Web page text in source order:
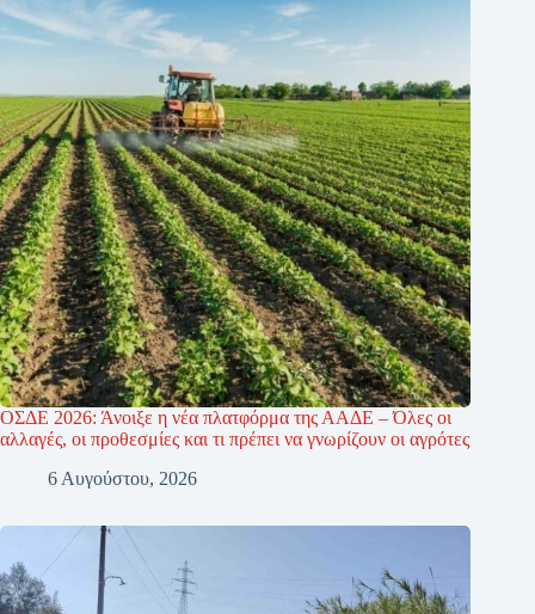
ΟΣΔΕ 2026: Άνοιξε η νέα πλατφόρμα της ΑΑΔΕ – Όλες οι
αλλαγές, οι προθεσμίες και τι πρέπει να γνωρίζουν οι αγρότες
6 Αυγούστου, 2026